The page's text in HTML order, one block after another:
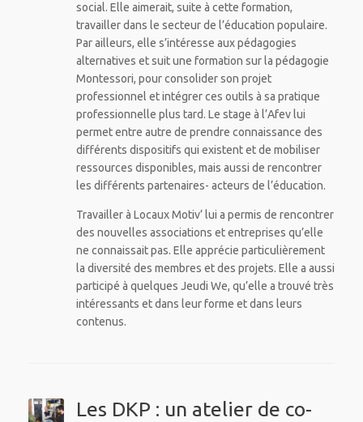
social. Elle aimerait, suite à cette formation,
travailler dans le secteur de l’éducation populaire.
Par ailleurs, elle s’intéresse aux pédagogies
alternatives et suit une formation sur la pédagogie
Montessori, pour consolider son projet
professionnel et intégrer ces outils à sa pratique
professionnelle plus tard. Le stage à l’Afev lui
permet entre autre de prendre connaissance des
différents dispositifs qui existent et de mobiliser
ressources disponibles, mais aussi de rencontrer
les différents partenaires- acteurs de l’éducation.
Travailler à Locaux Motiv’ lui a permis de rencontrer
des nouvelles associations et entreprises qu’elle
ne connaissait pas. Elle apprécie particulièrement
la diversité des membres et des projets. Elle a aussi
participé à quelques Jeudi We, qu’elle a trouvé très
intéressants et dans leur forme et dans leurs
contenus.
Les DKP : un atelier de co-